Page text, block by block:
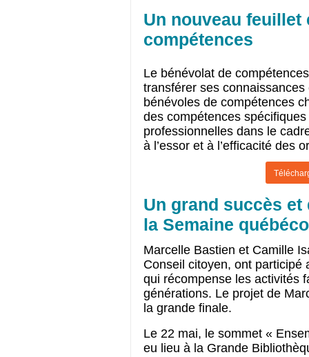
Un nouveau feuillet
compétences
Le bénévolat de
transférer ses
bénévoles de compétences
des compétences
professionnelles dans le
à l’essor et à l’efficacité des
Un grand succès
la Semaine
Marcelle Bastien et Camille
Conseil citoyen, ont participé
qui récompense les activités
générations. Le projet de
la grande finale.
Le 22 mai, le sommet «
eu lieu à la Grande